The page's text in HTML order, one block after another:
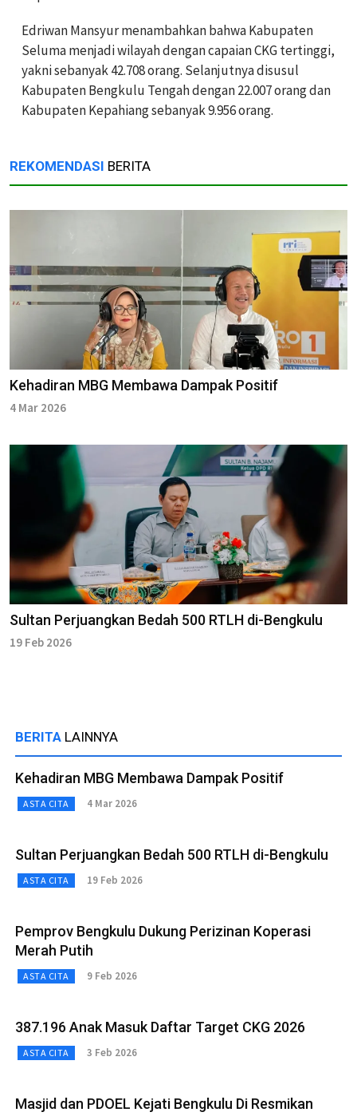
Edriwan Mansyur menambahkan bahwa Kabupaten
Seluma menjadi wilayah dengan capaian CKG tertinggi,
yakni sebanyak 42.708 orang. Selanjutnya disusul
Kabupaten Bengkulu Tengah dengan 22.007 orang dan
Kabupaten Kepahiang sebanyak 9.956 orang.
REKOMENDASI BERITA
Kehadiran MBG Membawa Dampak Positif
4 Mar 2026
Sultan Perjuangkan Bedah 500 RTLH di-Bengkulu
19 Feb 2026
BERITA LAINNYA
Kehadiran MBG Membawa Dampak Positif
ASTA CITA 4 Mar 2026
Sultan Perjuangkan Bedah 500 RTLH di-Bengkulu
ASTA CITA 19 Feb 2026
Pemprov Bengkulu Dukung Perizinan Koperasi
Merah Putih
ASTA CITA 9 Feb 2026
387.196 Anak Masuk Daftar Target CKG 2026
ASTA CITA 3 Feb 2026
Masjid dan PDOEL Kejati Bengkulu Di Resmikan